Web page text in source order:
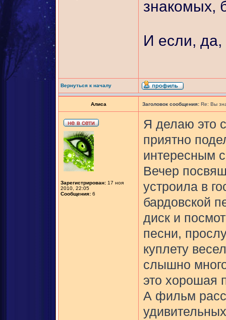
знакомых,
И если, да,
Вернуться к началу
Алиса Заголовок сообщения: Re: Вы
Зарегистрирован: 17 ноя
2010, 22:05
Сообщения: 6
Я делаю это
приятно
интересным
Вечер
устроила в
бардовской
диск и
песни,
куплету
слышно
это хорошая
А фильм